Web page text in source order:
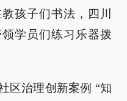
孩子们书法，四川
学员们练习乐器拨
区治理创新案例 “知